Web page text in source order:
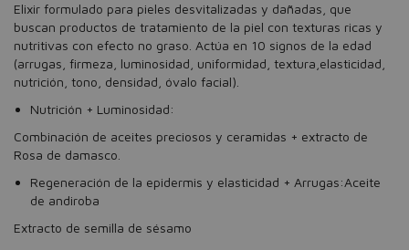
Elixir formulado para pieles desvitalizadas y dañadas, que
buscan productos de tratamiento de la piel con texturas ricas y
nutritivas con efecto no graso. Actúa en 10 signos de la edad
(arrugas, firmeza, luminosidad, uniformidad, textura,elasticidad,
nutrición, tono, densidad, óvalo facial).
Nutrición + Luminosidad:
Combinación de aceites preciosos y ceramidas + extracto de
Rosa de damasco.
Regeneración de la epidermis y elasticidad + Arrugas:Aceite
de andiroba
Extracto de semilla de sésamo